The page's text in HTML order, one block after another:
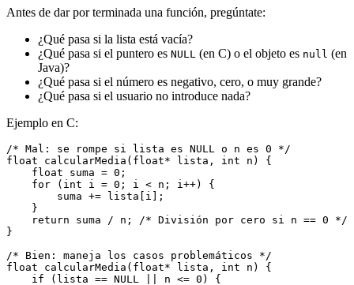
Antes de dar por terminada una función, pregúntate:
¿Qué pasa si la lista está vacía?
¿Qué pasa si el puntero es NULL (en C) o el objeto es null (en
Java)?
¿Qué pasa si el número es negativo, cero, o muy grande?
¿Qué pasa si el usuario no introduce nada?
Ejemplo en C:
/* Mal: se rompe si lista es NULL o n es 0 */
float calcularMedia(float* lista, int n) {
float suma = 0;
for (int i = 0; i < n; i++) {
suma += lista[i];
}
return suma / n; /* División por cero si n == 0 */
}
/* Bien: maneja los casos problemáticos */
float calcularMedia(float* lista, int n) {
if (lista == NULL || n <= 0) {